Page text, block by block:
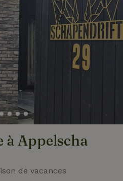
à Appelscha
de vacances